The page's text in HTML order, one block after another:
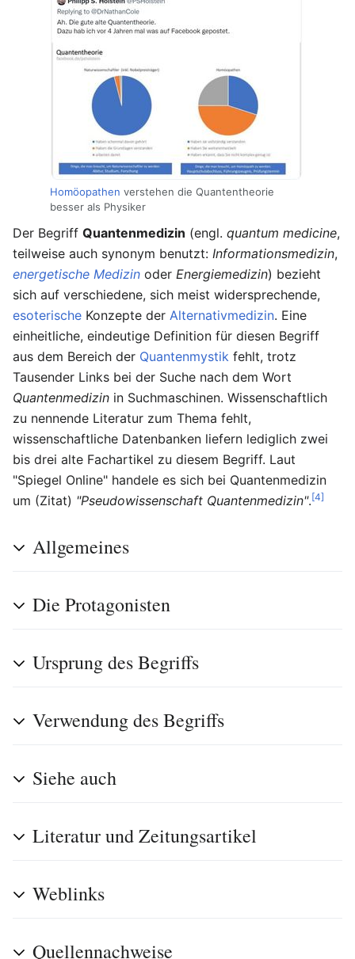
Homöopathen verstehen die Quantentheorie
besser als Physiker
Der Begriff Quantenmedizin (engl. quantum medicine,
teilweise auch synonym benutzt: Informationsmedizin,
energetische Medizin oder Energiemedizin) bezieht
sich auf verschiedene, sich meist widersprechende,
esoterische Konzepte der Alternativmedizin. Eine
einheitliche, eindeutige Definition für diesen Begriff
aus dem Bereich der Quantenmystik fehlt, trotz
Tausender Links bei der Suche nach dem Wort
Quantenmedizin in Suchmaschinen. Wissenschaftlich
zu nennende Literatur zum Thema fehlt,
wissenschaftliche Datenbanken liefern lediglich zwei
bis drei alte Fachartikel zu diesem Begriff. Laut
"Spiegel Online" handele es sich bei Quantenmedizin
um (Zitat) "Pseudowissenschaft Quantenmedizin".[4]
Allgemeines
Die Protagonisten
Ursprung des Begriffs
Verwendung des Begriffs
Siehe auch
Literatur und Zeitungsartikel
Weblinks
Quellennachweise